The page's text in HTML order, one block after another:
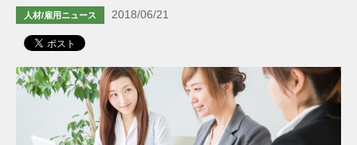
人材/雇用ニュース 2018/06/21